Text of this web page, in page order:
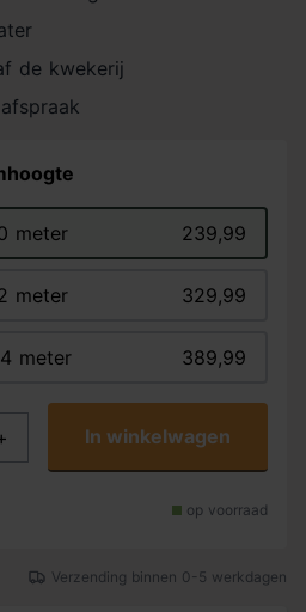
de kwekerij
meter 239,99
meter 329,99
meter 389,99
In winkelwagen
op voorraad
Verzending binnen 0-5 werkdagen